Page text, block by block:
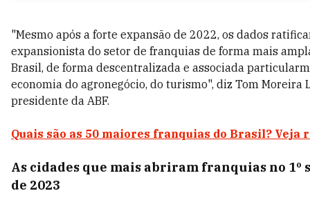
"Mesmo após a forte expansão de 2022, os dados
expansionista do setor de franquias de forma mais
Brasil, de forma descentralizada e associada
economia do agronegócio, do turismo", diz Tom Moreira
presidente da ABF.
Quais são as 50 maiores franquias do Brasil? Veja
As cidades que mais abriram franquias no 1º
de 2023